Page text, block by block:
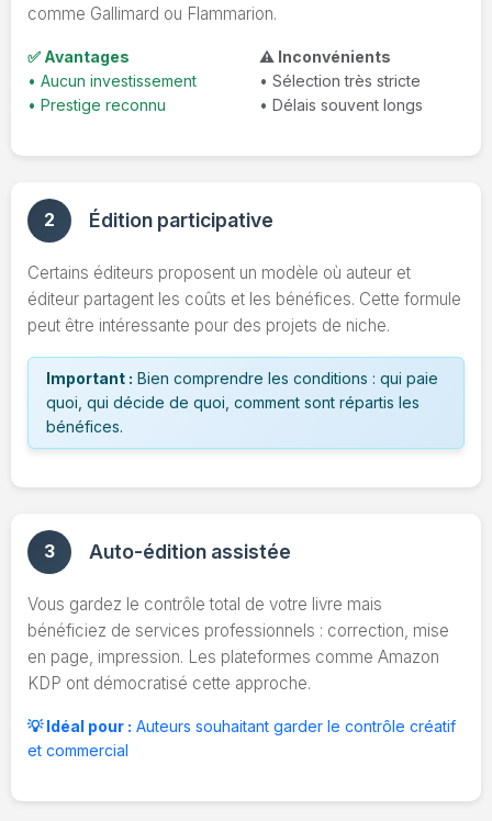
comme Gallimard ou Flammarion.
✅ Avantages
• Aucun investissement
• Prestige reconnu
⚠️ Inconvénients
• Sélection très stricte
• Délais souvent longs
2 Édition participative
Certains éditeurs proposent un modèle où auteur et
éditeur partagent les coûts et les bénéfices. Cette formule
peut être intéressante pour des projets de niche.
Important : Bien comprendre les conditions : qui paie
quoi, qui décide de quoi, comment sont répartis les
bénéfices.
3 Auto-édition assistée
Vous gardez le contrôle total de votre livre mais
bénéficiez de services professionnels : correction, mise
en page, impression. Les plateformes comme Amazon
KDP ont démocratisé cette approche.
💡 Idéal pour : Auteurs souhaitant garder le contrôle créatif
et commercial